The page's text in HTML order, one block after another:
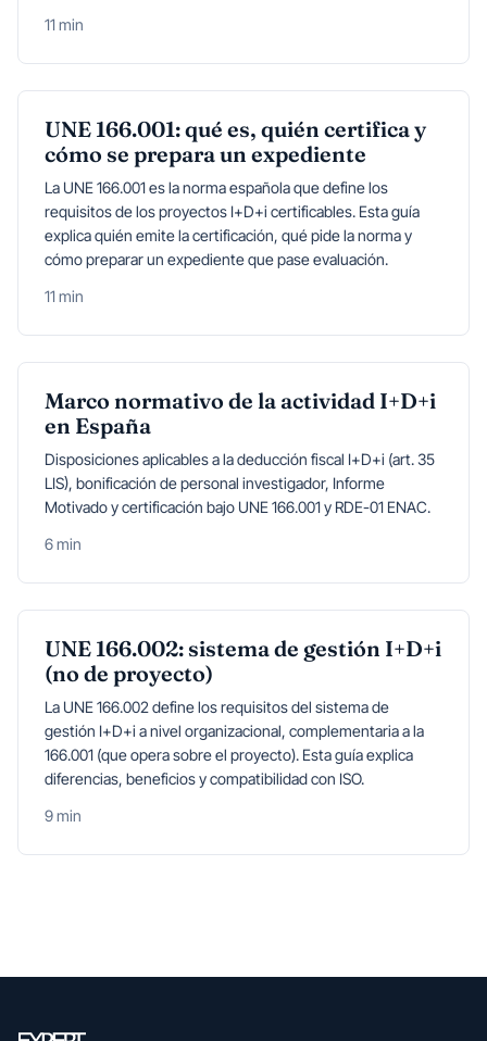
11 min
UNE 166.001: qué es, quién certifica y
cómo se prepara un expediente
La UNE 166.001 es la norma española que define los
requisitos de los proyectos I+D+i certificables. Esta guía
explica quién emite la certificación, qué pide la norma y
cómo preparar un expediente que pase evaluación.
11 min
Marco normativo de la actividad I+D+i
en España
Disposiciones aplicables a la deducción fiscal I+D+i (art. 35
LIS), bonificación de personal investigador, Informe
Motivado y certificación bajo UNE 166.001 y RDE-01 ENAC.
6 min
UNE 166.002: sistema de gestión I+D+i
(no de proyecto)
La UNE 166.002 define los requisitos del sistema de
gestión I+D+i a nivel organizacional, complementaria a la
166.001 (que opera sobre el proyecto). Esta guía explica
diferencias, beneficios y compatibilidad con ISO.
9 min